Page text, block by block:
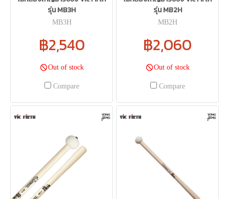
รุ่น MB3H
MB3H
฿2,540
Out of stock
Compare
รุ่น MB2H
MB2H
฿2,060
Out of stock
Compare